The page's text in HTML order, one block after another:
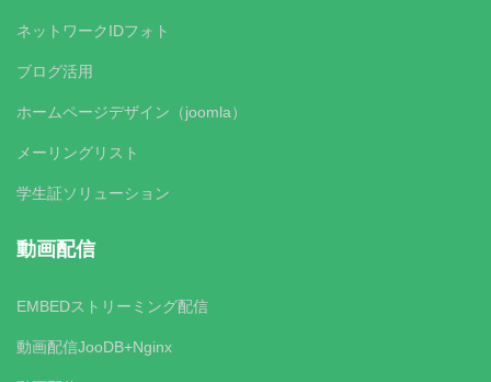
ネットワークIDフォト
ブログ活用
ホームページデザイン（joomla）
メーリングリスト
学生証ソリューション
動画配信
EMBEDストリーミング配信
動画配信JooDB+Nginx